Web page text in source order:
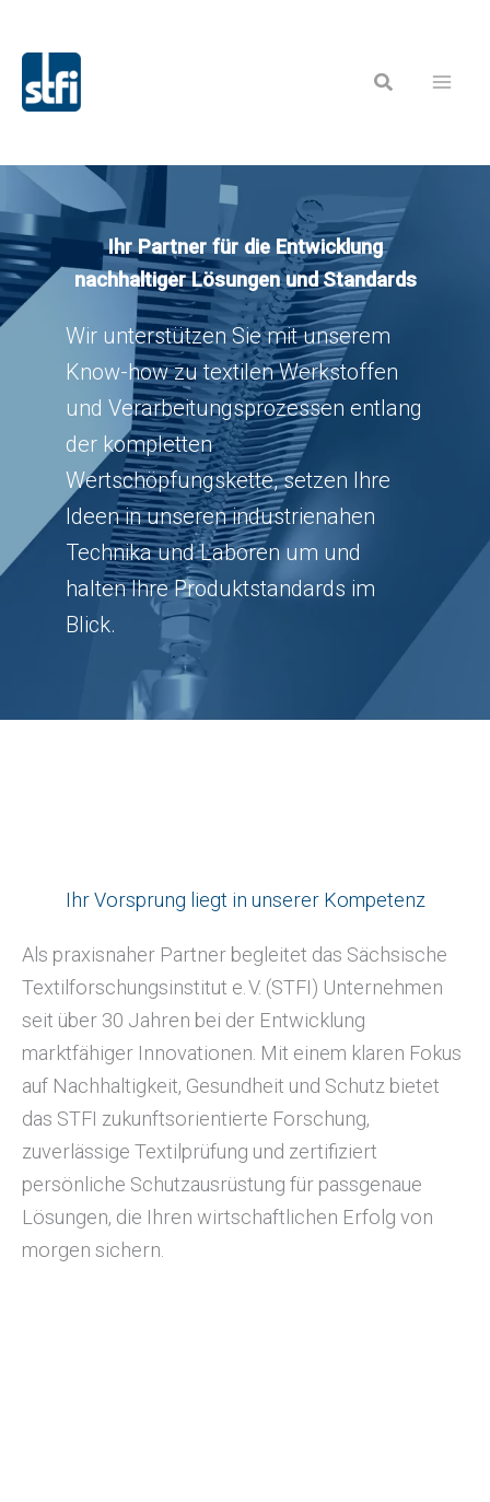
Inhalt
springen
Suchen
Ihr Partner für die Entwicklung
nachhaltiger Lösungen und Standards
Wir unterstützen Sie mit unserem
Know-how zu textilen Werkstoffen
und Verarbeitungsprozessen entlang
der kompletten
Wertschöpfungskette, setzen Ihre
Ideen in unseren industrienahen
Technika und Laboren um und
halten Ihre Produktstandards im
Blick.
Ihr Vorsprung liegt in unserer Kompetenz
Als praxisnaher Partner begleitet das Sächsische
Textilforschungsinstitut e. V. (STFI) Unternehmen
seit über 30 Jahren bei der Entwicklung
marktfähiger Innovationen. Mit einem klaren Fokus
auf Nachhaltigkeit, Gesundheit und Schutz bietet
das STFI zukunftsorientierte Forschung,
zuverlässige Textilprüfung und zertifiziert
persönliche Schutzausrüstung für passgenaue
Lösungen, die Ihren wirtschaftlichen Erfolg von
morgen sichern.